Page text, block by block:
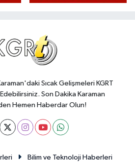
Sıcak Gelişmeleri KGRT
Son Dakika Karaman
Hemen Haberdar Olun!
Bilim ve Teknoloji Haberleri